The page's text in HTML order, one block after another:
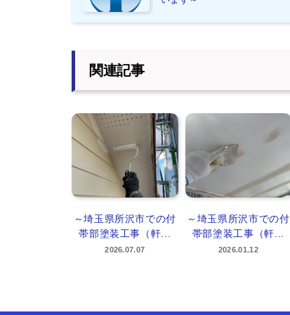
関連記事
～埼玉県所沢市での付
帯部塗装工事（軒...
2026.07.07
～埼玉県所沢市での付
帯部塗装工事（軒...
2026.01.12